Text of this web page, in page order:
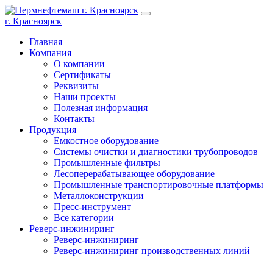
г. Красноярск
Главная
Компания
О компании
Сертификаты
Реквизиты
Наши проекты
Полезная информация
Контакты
Продукция
Емкостное оборудование
Системы очистки и диагностики трубопроводов
Промышленные фильтры
Лесоперерабатывающее оборудование
Промышленные транспортировочные платформы
Металлоконструкции
Пресс-инструмент
Все категории
Реверс-инжиниринг
Реверс-инжиниринг
Реверс-инжиниринг производственных линий